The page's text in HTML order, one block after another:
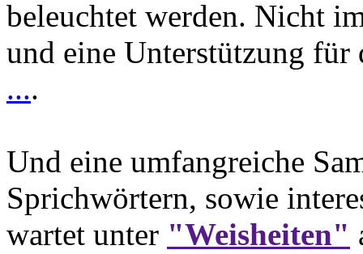
beleuchtet werden. Nicht
und eine Unterstützung
....
Und eine umfangreiche
Sprichwörtern, sowie
wartet unter "Weisheiten"